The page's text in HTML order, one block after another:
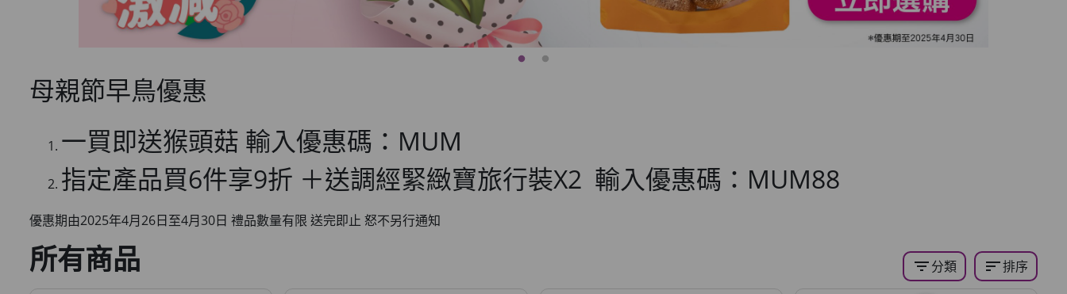
母親節早鳥優惠
一買即送猴頭菇 輸入優惠碼：MUM
指定產品買6件享9折 ＋送調經緊緻寶旅行裝X2 輸入優惠碼：MUM88
優惠期由2025年4月26日至4月30日 禮品數量有限 送完即止 怒不另行通知
所有商品 filter_list分類 sort排序